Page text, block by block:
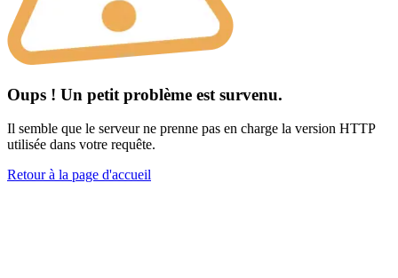
Oups ! Un petit problème est survenu.
Il semble que le serveur ne prenne pas en charge la version HTTP
utilisée dans votre requête.
Retour à la page d'accueil